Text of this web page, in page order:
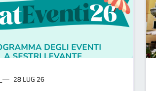
28 LUG 26